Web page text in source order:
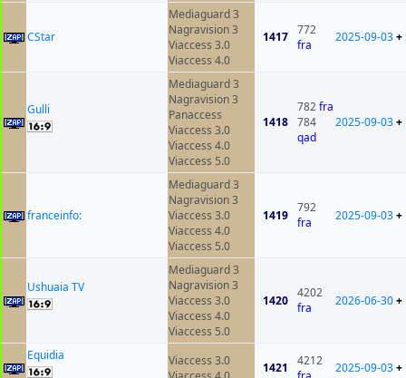
CStar
Mediaguard 3
Nagravision 3
Viaccess 3.0
Viaccess 4.0
1417 772
fra
2025-09-03+
Gulli
Mediaguard 3
Nagravision 3
Panaccess
Viaccess 3.0
Viaccess 4.0
Viaccess 5.0
1418
782fra
784
qad
2025-09-03+
franceinfo:
Mediaguard 3
Nagravision 3
Viaccess 3.0
Viaccess 4.0
Viaccess 5.0
1419
792
fra
2025-09-03+
Ushuaia TV
Mediaguard 3
Nagravision 3
Viaccess 3.0
Viaccess 4.0
Viaccess 5.0
1420
4202
fra
2026-06-30+
Equidia
Viaccess 3.0
1421
4212
2025-09-03+